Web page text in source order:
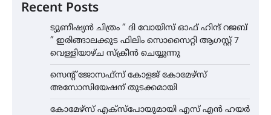
Recent Posts
ട്യുണീഷ്യൻ ചിത്രം ” ദി വോയിസ് ഓഫ് ഹിന്ദ് റജബ്
” ഇരിങ്ങാലക്കുട ഫിലിം സൊസൈറ്റി ആഗസ്റ്റ് 7
വെള്ളിയാഴ്ച സ്‌ക്രീൻ ചെയ്യുന്നു
സെന്റ് ജോസഫ്സ് കോളജ് കോമേഴ്‌സ്
അസോസിയേഷന് തുടക്കമായി
കോമേഴ്സ് എക്സ്പോയുമായി എസ് എൻ ഹയർ